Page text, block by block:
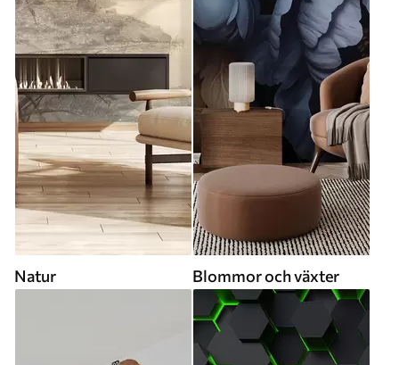
Natur Blommor och växter